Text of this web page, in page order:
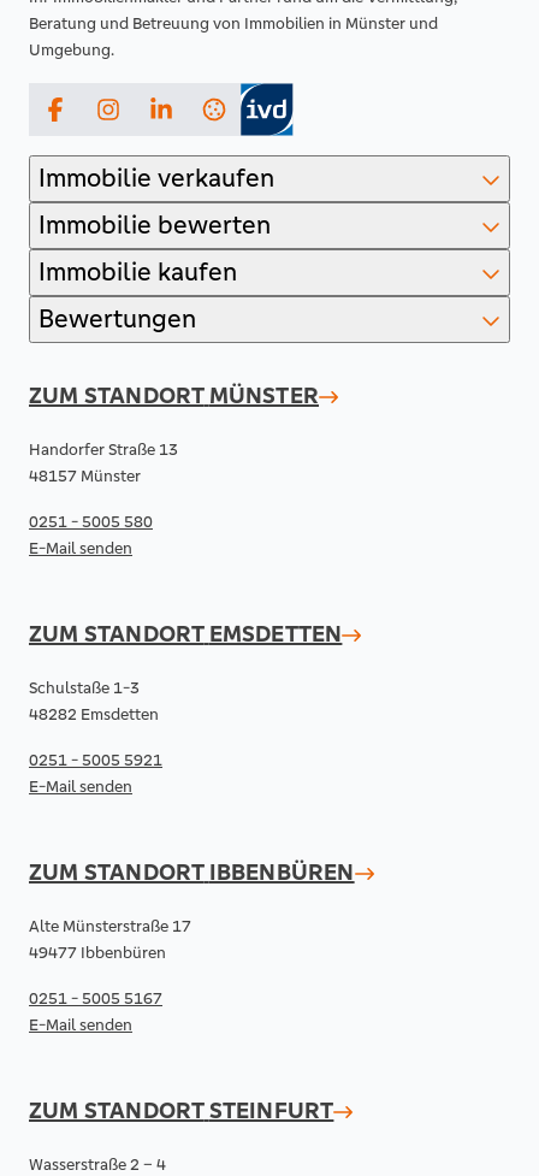
Beratung und Betreuung von Immobilien in Münster und
Umgebung.
FacebookInstagramLinkedIn
Immobilie verkaufen
Immobilie bewerten
Immobilie kaufen
Bewertungen
ZUM STANDORT MÜNSTER
Handorfer Straße 13
48157 Münster
0251 - 5005 580
E-Mail senden
ZUM STANDORT EMSDETTEN
Schulstaße 1-3
48282 Emsdetten
0251 - 5005 5921
E-Mail senden
ZUM STANDORT IBBENBÜREN
Alte Münsterstraße 17
49477 Ibbenbüren
0251 - 5005 5167
E-Mail senden
ZUM STANDORTSTEINFURT
Wasserstraße 2 – 4